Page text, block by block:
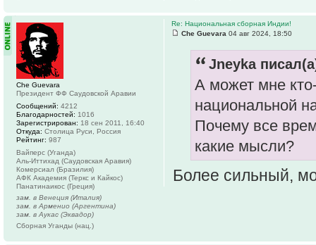
Re: Национальная сборная Индии!
Che Guevara 04 авг 2024, 18:50
Jneyka
А может мне
национальной
Почему все
какие мысли?
Более сильный,
Che Guevara
Президент ФФ Саудовской Аравии
Сообщений: 4212
Благодарностей: 1016
Зарегистрирован: 18 сен 2011, 16:40
Откуда: Столица Руси, Россия
Рейтинг: 987
Вайперс (Уганда)
Аль-Иттихад (Саудовская Аравия)
Комерсиал (Бразилия)
АФК Академия (Теркс и Кайкос)
Панатинаикос (Греция)
зам. в Венеция (Италия)
зам. в Арменио (Аргентина)
зам. в Аукас (Эквадор)
Сборная Уганды (нац.)